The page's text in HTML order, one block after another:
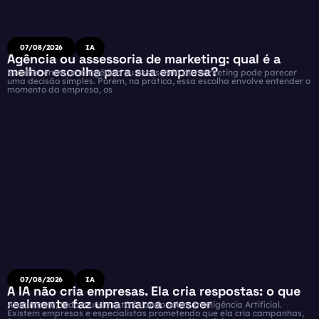
07/08/2026 IA
Agência ou assessoria de marketing: qual é a
melhor escolha para sua empresa?
Escolher entre uma agência ou assessoria de marketing pode parecer
uma decisão simples. Porém, na prática, essa escolha envolve entender o
momento da empresa, os
07/08/2026 IA
A IA não cria empresas. Ela cria respostas: o que
realmente faz uma marca crescer
Atualmente, todo mundo está falando sobre Inteligência Artificial.
Existem empresas e especialistas prometendo que ela cria campanhas,